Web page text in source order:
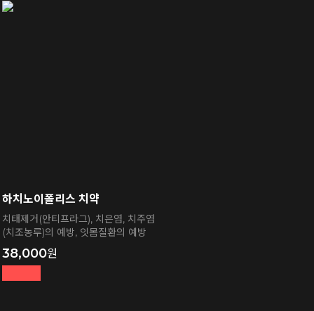
하치노이폴리스 치약
치태제거(안티프라그), 치은염, 치주염
(치조농루)의 예방, 잇몸질환의 예방
38,000